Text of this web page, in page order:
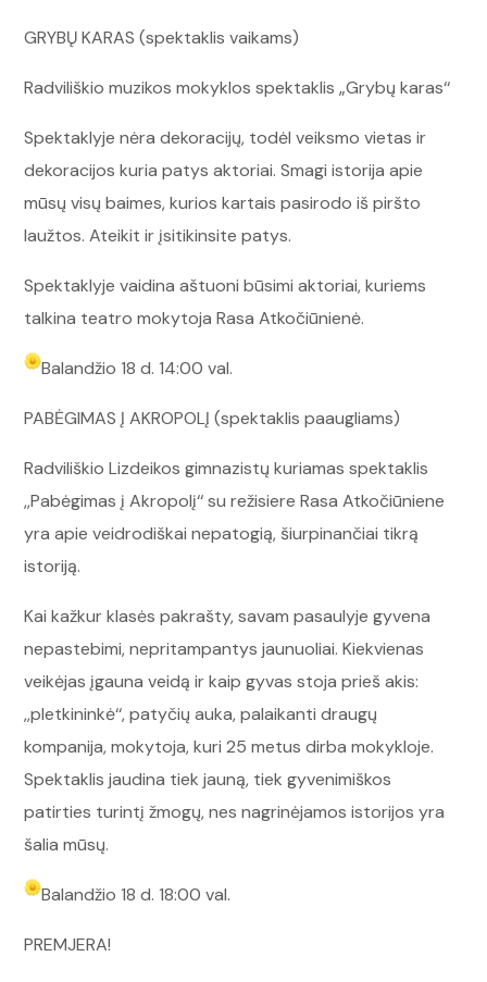
GRYBŲ KARAS (spektaklis vaikams)
Radviliškio muzikos mokyklos spektaklis „Grybų karas‘‘
Spektaklyje nėra dekoracijų, todėl veiksmo vietas ir
dekoracijos kuria patys aktoriai. Smagi istorija apie
mūsų visų baimes, kurios kartais pasirodo iš piršto
laužtos. Ateikit ir įsitikinsite patys.
Spektaklyje vaidina aštuoni būsimi aktoriai, kuriems
talkina teatro mokytoja Rasa Atkočiūnienė.
Balandžio 18 d. 14:00 val.
PABĖGIMAS Į AKROPOLĮ (spektaklis paaugliams)
Radviliškio Lizdeikos gimnazistų kuriamas spektaklis
,,Pabėgimas į Akropolį‘‘ su režisiere Rasa Atkočiūniene
yra apie veidrodiškai nepatogią, šiurpinančiai tikrą
istoriją.
Kai kažkur klasės pakrašty, savam pasaulyje gyvena
nepastebimi, nepritampantys jaunuoliai. Kiekvienas
veikėjas įgauna veidą ir kaip gyvas stoja prieš akis:
,,pletkininkė‘‘, patyčių auka, palaikanti draugų
kompanija, mokytoja, kuri 25 metus dirba mokykloje.
Spektaklis jaudina tiek jauną, tiek gyvenimiškos
patirties turintį žmogų, nes nagrinėjamos istorijos yra
šalia mūsų.
Balandžio 18 d. 18:00 val.
PREMJERA!